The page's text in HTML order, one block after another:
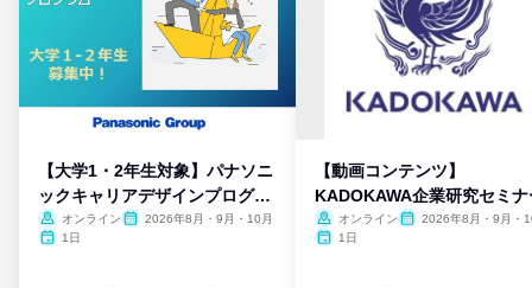
【大学1・2年生対象】パナソニ
ックキャリアデザインプログラ
ム
オンライン
2026年8月・9月・10月
1日
【動画コンテンツ】
KADOKAWA企業研究セミナ
オンライン
2026年8月・9月・
1日